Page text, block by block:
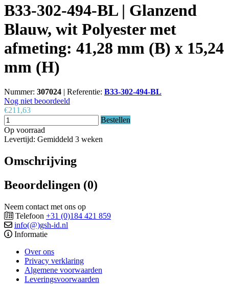
B33-302-494-BL | Glanzend
Blauw, wit Polyester met
afmeting: 41,28 mm (B) x 15,24
mm (H)
Nummer: 307024 | Referentie: B33-302-494-BL
Nog niet beoordeeld
€211,63
Bestellen
Op voorraad
Levertijd: Gemiddeld 3 weken
Omschrijving
Beoordelingen (0)
Neem contact met ons op
Telefoon +31 (0)184 421 859
info(@)gsh-id.nl
Informatie
Over ons
Privacy verklaring
Algemene voorwaarden
Leveringsvoorwaarden